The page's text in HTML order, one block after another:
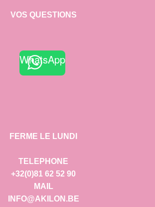
VOS QUESTIONS
WhatsApp
FERME LE LUNDI
TELEPHONE
+32(0)81 62 52 90
MAIL
INFO@AKILON.BE